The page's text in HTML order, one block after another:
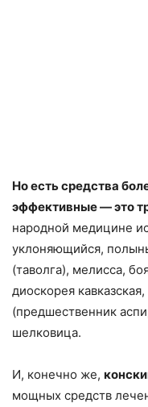
Но есть средства
эффективные — это
народной медицине
уклоняющийся,
(таволга), мелисса,
диоскорея
(предшественник
шелковица.
И, конечно же,
мощных средств